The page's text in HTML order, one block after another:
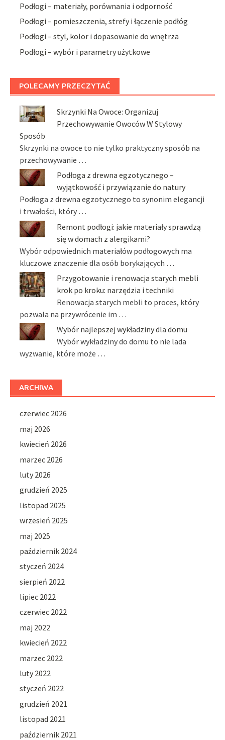
Podłogi – materiały, porównania i odporność
Podłogi – pomieszczenia, strefy i łączenie podłóg
Podłogi – styl, kolor i dopasowanie do wnętrza
Podłogi – wybór i parametry użytkowe
POLECAMY PRZECZYTAĆ
Skrzynki Na Owoce: Organizuj
Przechowywanie Owoców W Stylowy
Sposób
Skrzynki na owoce to nie tylko praktyczny sposób na
przechowywanie …
Podłoga z drewna egzotycznego –
wyjątkowość i przywiązanie do natury
Podłoga z drewna egzotycznego to synonim elegancji
i trwałości, który …
Remont podłogi: jakie materiały sprawdzą
się w domach z alergikami?
Wybór odpowiednich materiałów podłogowych ma
kluczowe znaczenie dla osób borykających …
Przygotowanie i renowacja starych mebli
krok po kroku: narzędzia i techniki
Renowacja starych mebli to proces, który
pozwala na przywrócenie im …
Wybór najlepszej wykładziny dla domu
Wybór wykładziny do domu to nie lada
wyzwanie, które może …
ARCHIWA
czerwiec 2026
maj 2026
kwiecień 2026
marzec 2026
luty 2026
grudzień 2025
listopad 2025
wrzesień 2025
maj 2025
październik 2024
styczeń 2024
sierpień 2022
lipiec 2022
czerwiec 2022
maj 2022
kwiecień 2022
marzec 2022
luty 2022
styczeń 2022
grudzień 2021
listopad 2021
październik 2021